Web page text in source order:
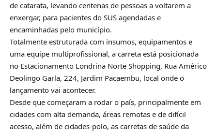
de catarata, levando centenas de pessoas a voltarem a
enxergar, para pacientes do SUS agendadas e
encaminhadas pelo município.
Totalmente estruturada com insumos, equipamentos e
uma equipe multiprofissional, a carreta está posicionada
no Estacionamento Londrina Norte Shopping, Rua Américo
Deolingo Garla, 224, Jardim Pacaembu, local onde o
lançamento vai acontecer.
Desde que começaram a rodar o país, principalmente em
cidades com alta demanda, áreas remotas e de difícil
acesso, além de cidades-polo, as carretas de saúde da